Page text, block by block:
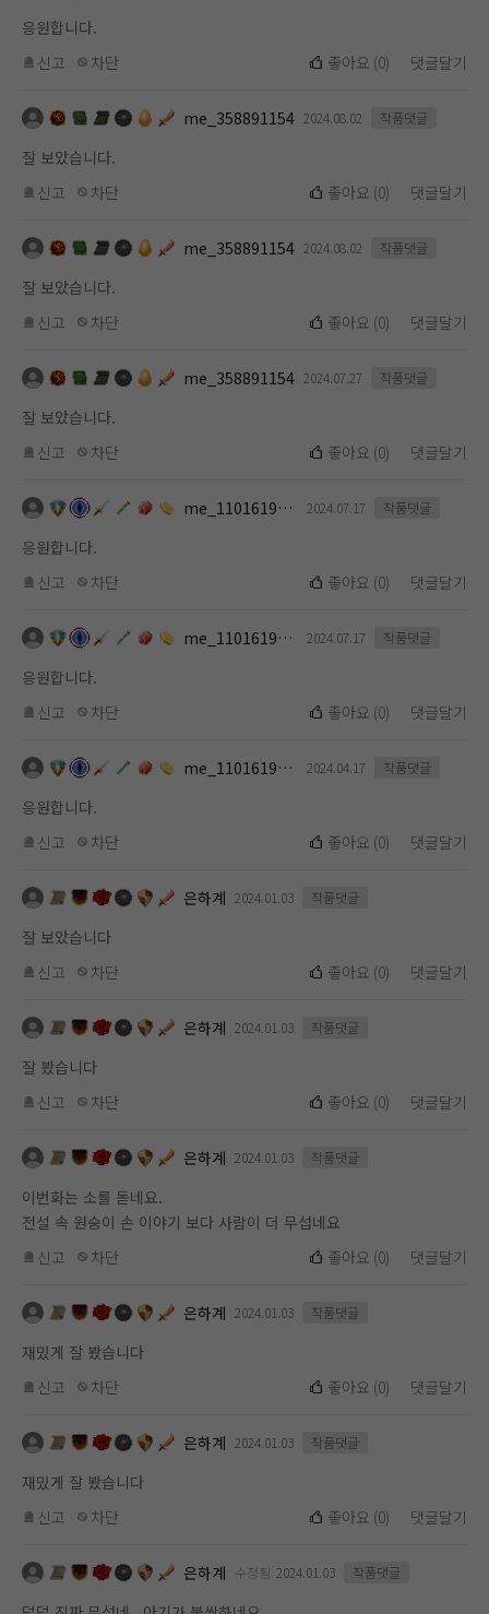
응원합니다.
신고
차단 좋아요 (0) 댓글달기
me_358891154 2024.08.02 작품댓글
잘 보았습니다.
신고
차단 좋아요 (0) 댓글달기
me_358891154 2024.08.02 작품댓글
잘 보았습니다.
신고
차단 좋아요 (0) 댓글달기
me_358891154 2024.07.27 작품댓글
잘 보았습니다.
신고
차단 좋아요 (0) 댓글달기
me_1101619112 2024.07.17 작품댓글
응원합니다.
신고
차단 좋아요 (0) 댓글달기
me_1101619112 2024.07.17 작품댓글
응원합니다.
신고
차단 좋아요 (0) 댓글달기
me_1101619112 2024.04.17 작품댓글
응원합니다.
신고
차단 좋아요 (0) 댓글달기
은하계 2024.01.03 작품댓글
잘 보았습니다
신고
차단 좋아요 (0) 댓글달기
은하계 2024.01.03 작품댓글
잘 봤습니다
신고
차단 좋아요 (0) 댓글달기
은하계 2024.01.03 작품댓글
이번화는 소를 돋네요.
전설 속 원숭이 손 이야기 보다 사람이 더 무섭네요
신고
차단 좋아요 (0) 댓글달기
은하계 2024.01.03 작품댓글
재밌게 잘 봤습니다
신고
차단 좋아요 (0) 댓글달기
은하계 2024.01.03 작품댓글
재밌게 잘 봤습니다
신고
차단 좋아요 (0) 댓글달기
은하계 수정됨 2024.01.03 작품댓글